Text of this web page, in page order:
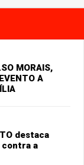
MORAIS,
A
destaca
contra a